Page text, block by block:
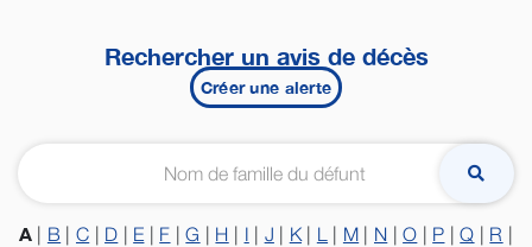
Rechercher un avis de décès
Créer une alerte
A B C D E F |G H I J K L M N |O P |Q R